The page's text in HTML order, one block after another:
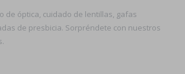
de óptica, cuidado de lentillas, gafas
de presbicia. Sorpréndete con nuestros